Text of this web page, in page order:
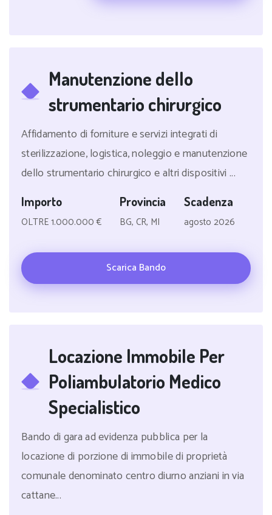
Manutenzione dello
strumentario chirurgico
Affidamento di forniture e servizi integrati di
sterilizzazione, logistica, noleggio e manutenzione
dello strumentario chirurgico e altri dispositivi ...
Importo
OLTRE 1.000.000 €
Provincia
BG, CR, MI
Scadenza
agosto 2026
Scarica Bando
Locazione Immobile Per
Poliambulatorio Medico
Specialistico
Bando di gara ad evidenza pubblica per la
locazione di porzione di immobile di proprietà
comunale denominato centro diurno anziani in via
cattane...